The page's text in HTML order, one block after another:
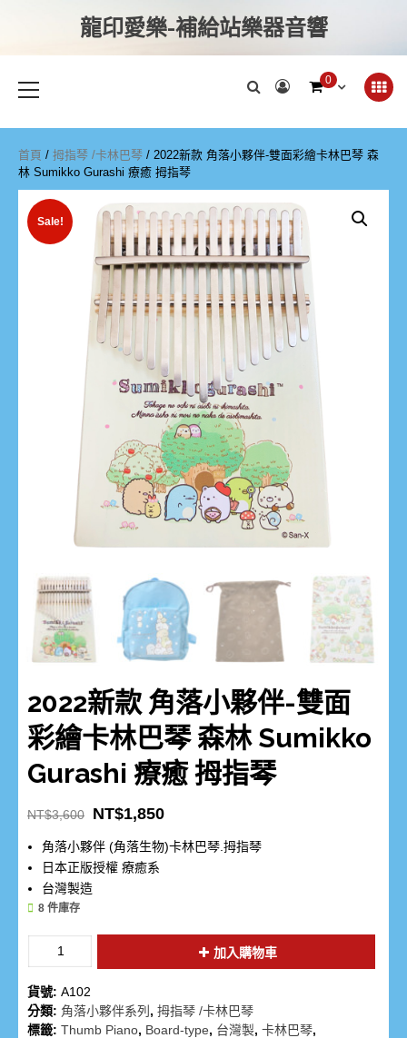
龍印愛樂-補給站樂器音響
0
首頁 / 拇指琴 /卡林巴琴 / 2022新款 角落小夥伴-雙面彩繪卡林巴琴 森
林 Sumikko Gurashi 療癒 拇指琴
Sale!
2022新款 角落小夥伴-雙面
彩繪卡林巴琴 森林 Sumikko
Gurashi 療癒 拇指琴
NT$3,600 NT$1,850
角落小夥伴 (角落生物)卡林巴琴.拇指琴
日本正版授權 療癒系
台灣製造
8 件庫存
加入購物車
貨號: A102
分類: 角落小夥伴系列 , 拇指琴 /卡林巴琴
標籤: Thumb Piano, Board-type, 台灣製, 卡林巴琴,